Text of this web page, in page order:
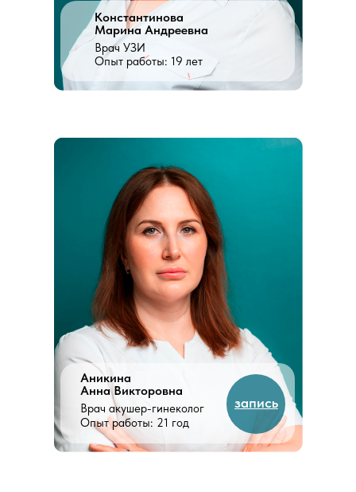
Константинова
Марина Андреевна
Врач УЗИ
Опыт работы: 19 лет
Константинова
Марина Андреевна
Врач акушер-гинеколог
Аникина
Анна Викторовна
Опыт работы: 21 год
запись